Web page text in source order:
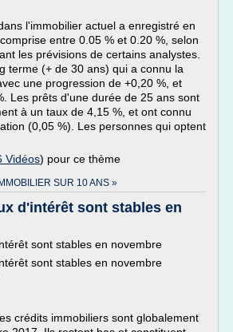
l'immobilier actuel a enregistré en
entre 0.05 % et 0.20 %, selon
les prévisions de certains analystes.
terme (+ de 30 ans) qui a connu la
une progression de +0,20 %, et
Les prêts d'une durée de 25 ans sont
à un taux de 4,15 %, et ont connu
(0,05 %). Les personnes qui optent
Vidéos) pour ce thème
SUR 10 ANS »
d'intérêt sont stables en
sont stables en novembre
sont stables en novembre
crédits immobiliers sont globalement